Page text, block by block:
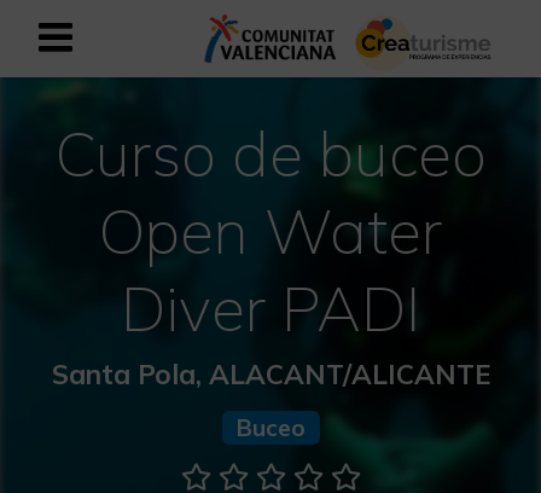
Español
Mediterráneo Activo-Deportivo
Mediterráneo Cultural
Mediterráneo Natural-Rural
Experiencias en otoño
Curso de buceo
Open Water
Diver PADI
Santa Pola, ALACANT/ALICANTE
Buceo